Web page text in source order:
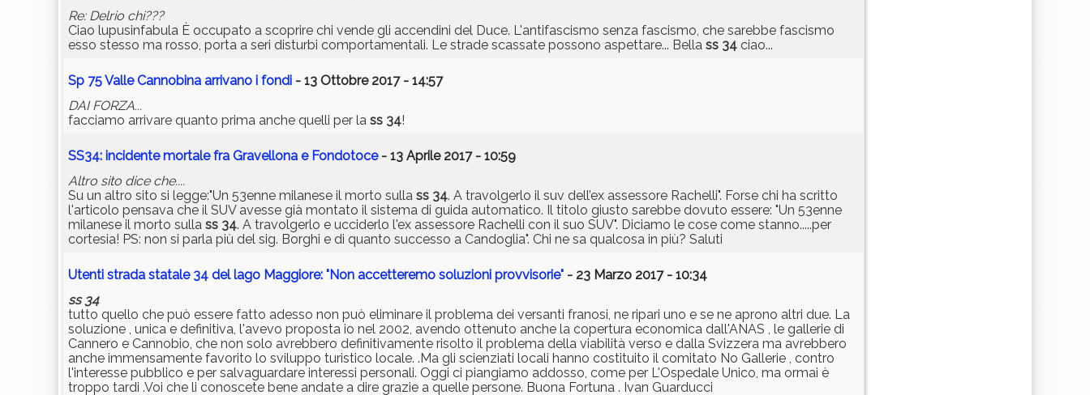
Re: Delrio chi???
Ciao lupusinfabula È occupato a scoprire chi vende gli accendini del Duce. L'antifascismo senza fascismo, che sarebbe fascismo
esso stesso ma rosso, porta a seri disturbi comportamentali. Le strade scassate possono aspettare... Bella ss 34 ciao...
Sp 75 Valle Cannobina arrivano i fondi - 13 Ottobre 2017 - 14:57
DAI FORZA...
facciamo arrivare quanto prima anche quelli per la ss 34!
SS34: incidente mortale fra Gravellona e Fondotoce- 13 Aprile 2017 - 10:59
Altro sito dice che....
Su un altro sito si legge:"Un 53enne milanese il morto sulla ss 34. A travolgerlo il suv dell’ex assessore Rachelli". Forse chi ha scritto
l'articolo pensava che il SUV avesse già montato il sistema di guida automatico. Il titolo giusto sarebbe dovuto essere: "Un 53enne
milanese il morto sulla ss 34. A travolgerlo e ucciderlo l'ex assessore Rachelli con il suo SUV". Diciamo le cose come stanno.....per
cortesia! PS: non si parla più del sig. Borghi e di quanto successo a Candoglia". Chi ne sa qualcosa in più? Saluti
Utenti strada statale 34 del lago Maggiore: "Non accetteremo soluzioni provvisorie" - 23 Marzo 2017 - 10:34
ss 34
tutto quello che può essere fatto adesso non può eliminare il problema dei versanti franosi, ne ripari uno e se ne aprono altri due. La
soluzione , unica e definitiva, l'avevo proposta io nel 2002, avendo ottenuto anche la copertura economica dall'ANAS , le gallerie di
Cannero e Cannobio, che non solo avrebbero definitivamente risolto il problema della viabilità verso e dalla Svizzera ma avrebbero
anche immensamente favorito lo sviluppo turistico locale. .Ma gli scienziati locali hanno costituito il comitato No Gallerie , contro
l'interesse pubblico e per salvaguardare interessi personali. Oggi ci piangiamo addosso, come per L'Ospedale Unico, ma ormai è
troppo tardi .Voi che li conoscete bene andate a dire grazie a quelle persone. Buona Fortuna . Ivan Guarducci